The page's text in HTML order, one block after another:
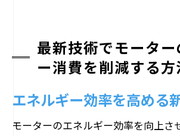
最新技術でモータ
ー消費を削減する方
エネルギー効率を高める
モーターのエネルギー効率を向上さ